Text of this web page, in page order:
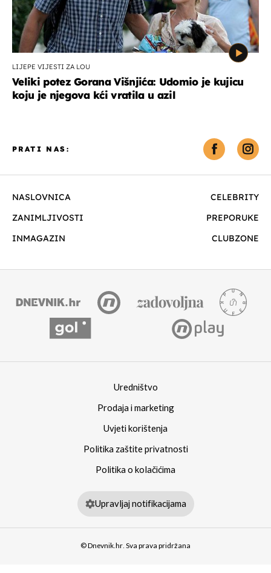
LIJEPE VIJESTI ZA LOU
Veliki potez Gorana Višnjića: Udomio je kujicu
koju je njegova kći vratila u azil
NASLOVNICA
CELEBRITY
ZANIMLJIVOSTI
PREPORUKE
INMAGAZIN
CLUBZONE
PRATI NAS:
Uredništvo
Prodaja i marketing
Uvjeti korištenja
Politika zaštite privatnosti
Politika o kolačićima
Upravljaj notifikacijama
© Dnevnik.hr. Sva prava pridržana